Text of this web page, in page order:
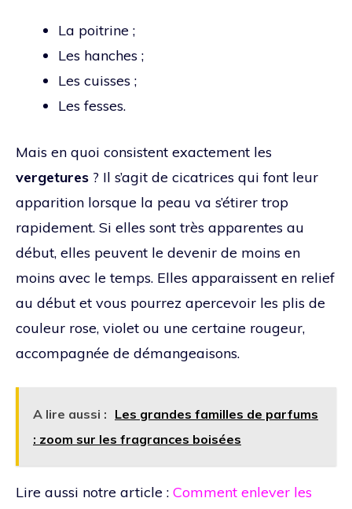
La poitrine ;
Les hanches ;
Les cuisses ;
Les fesses.
Mais en quoi consistent exactement les
vergetures ? Il s’agit de cicatrices qui font leur
apparition lorsque la peau va s’étirer trop
rapidement. Si elles sont très apparentes au
début, elles peuvent le devenir de moins en
moins avec le temps. Elles apparaissent en relief
au début et vous pourrez apercevoir les plis de
couleur rose, violet ou une certaine rougeur,
accompagnée de démangeaisons.
A lire aussi : Les grandes familles de parfums
: zoom sur les fragrances boisées
Lire aussi notre article : Comment enlever les